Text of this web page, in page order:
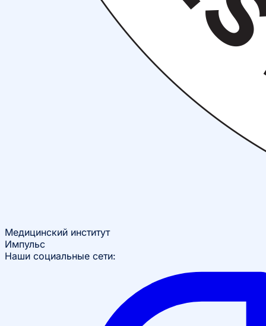
Медицинский институт
Импульс
Наши социальные сети: